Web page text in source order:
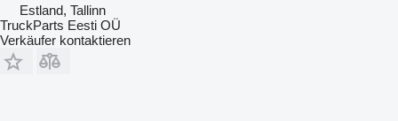
Estland, Tallinn
TruckParts Eesti OÜ
Verkäufer kontaktieren